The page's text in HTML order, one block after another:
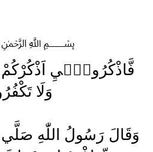
وَلَا
:وَقَالَ رَسُولُ اللّٰهِ صَلَّي